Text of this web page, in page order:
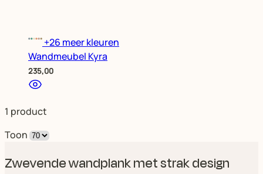
+26 meer kleuren
Wandmeubel Kyra
235,00
1 product
Toon
Zwevende wandplank met strak design